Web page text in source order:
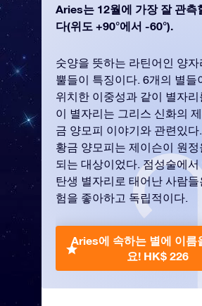
Aries는 12월에 가장 잘 관측
다(위도 +90°에서 -60°).
숫양을 뜻하는 라틴어인 양자
뿔들이 특징이다. 6개의 별들
위치한 이중성과 같이 별자리
이 별자리는 그리스 신화의
금 양모피 이야기와 관련있다
황금 양모피는 제이슨이 원정
되는 대상이었다. 점성술에서
탄생 별자리로 태어난 사람들
험을 좋아하고 독립적이다.
Aries에 속하는 별에 이름
요! HK$ 226